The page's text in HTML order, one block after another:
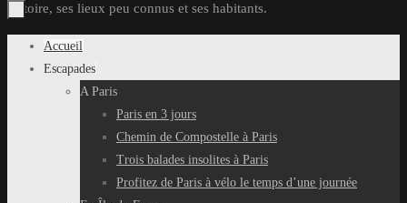
histoire, ses lieux peu connus et ses habitants.
Passer
Accueil
Escapades
A Paris
Paris en 3 jours
Chemin de Compostelle à Paris
Trois balades insolites à Paris
Profitez de Paris à vélo le temps d’une journée